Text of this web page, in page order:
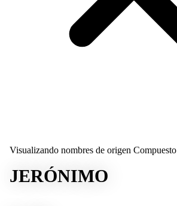
Visualizando nombres de origen Compuesto
JERÓNIMO